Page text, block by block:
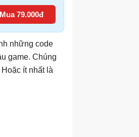
Mua 79.000đ
những code
game. Chúng
ít nhất là